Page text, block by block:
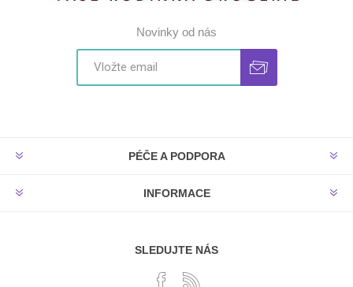
Novinky od nás
PÉČE A PODPORA
INFORMACE
SLEDUJTE NÁS